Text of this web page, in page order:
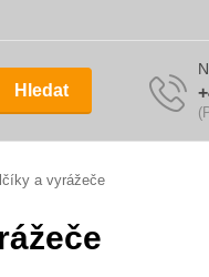
Hledat
a vyrážeče